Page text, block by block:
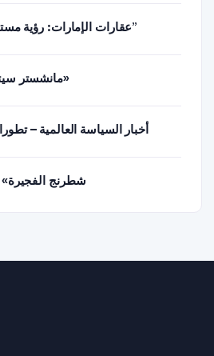
“عقارات الإمارات: رؤية مستقبلية تحت راية الاتحاد”
مانشستر سيتي.. «الصفقة الخامسة»
أخبار السياسة العالمية –
«شطرنج الفجيرة»